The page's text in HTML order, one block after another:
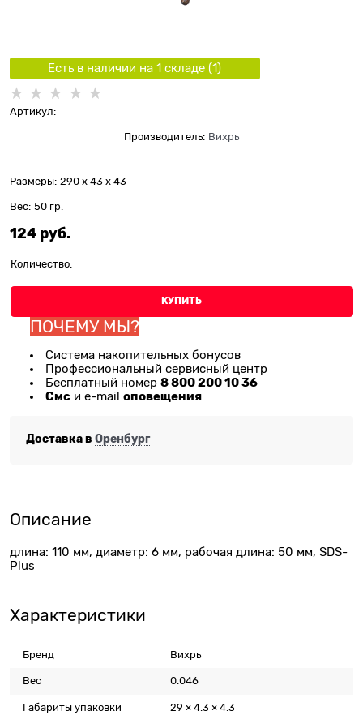
Есть в наличии на 1 складe (1)
Артикул:
Производитель: Вихрь
Размеры: 290 x 43 x 43
Вес: 50 гр.
124 руб.
Количество:
КУПИТЬ
ПОЧЕМУ МЫ?
Система накопительных бонусов
Профессиональный сервисный центр
Бесплатный номер 8 800 200 10 36
Смс и e-mail оповещения
Доставка в Оренбург
Описание
длина: 110 мм, диаметр: 6 мм, рабочая длина: 50 мм, SDS-
Plus
Характеристики
Бренд Вихрь
Вес 0.046
Габариты упаковки 29 × 4.3 × 4.3